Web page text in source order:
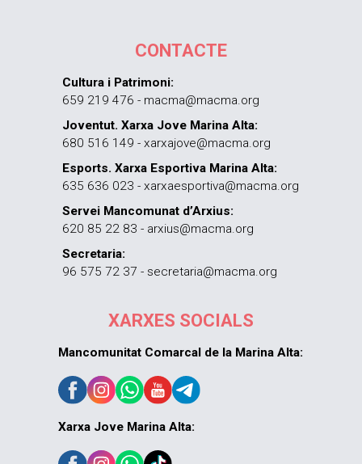
CONTACTE
Cultura i Patrimoni:
659 219 476 - macma@macma.org
Joventut. Xarxa Jove Marina Alta:
680 516 149 - xarxajove@macma.org
Esports. Xarxa Esportiva Marina Alta:
635 636 023 - xarxaesportiva@macma.org
Servei Mancomunat d’Arxius:
620 85 22 83 - arxius@macma.org
Secretaria:
96 575 72 37 - secretaria@macma.org
XARXES SOCIALS
Mancomunitat Comarcal de la Marina Alta:
Xarxa Jove Marina Alta: